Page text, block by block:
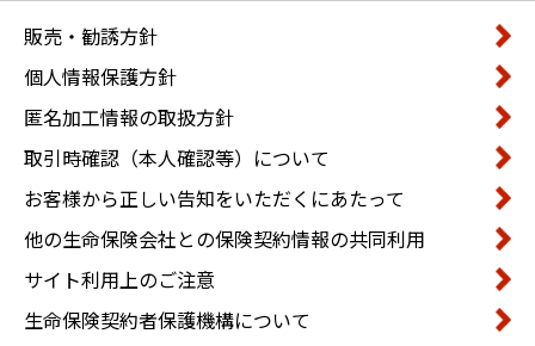
販売・勧誘方針
個人情報保護方針
匿名加工情報の取扱方針
取引時確認（本人確認等）について
お客様から正しい告知をいただくにあたって
他の生命保険会社との保険契約情報の共同利用
サイト利用上のご注意
生命保険契約者保護機構について